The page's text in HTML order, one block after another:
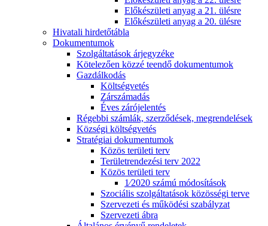
Előkészületi anyag a 21. ülésre
Előkészületi anyag a 20. ülésre
Hivatali hirdetőtábla
Dokumentumok
Szolgáltatások árjegyzéke
Kötelezően közzé teendő dokumentumok
Gazdálkodás
Költségvetés
Zárszámadás
Éves zárójelentés
Régebbi számlák, szerződések, megrendelések
Községi költségvetés
Stratégiai dokumentumok
Közös területi terv
Területrendezési terv 2022
Közös területi terv
1⁄2020 számú módosítások
Szociális szolgáltatások közösségi terve
Szervezeti és működési szabályzat
Szervezeti ábra